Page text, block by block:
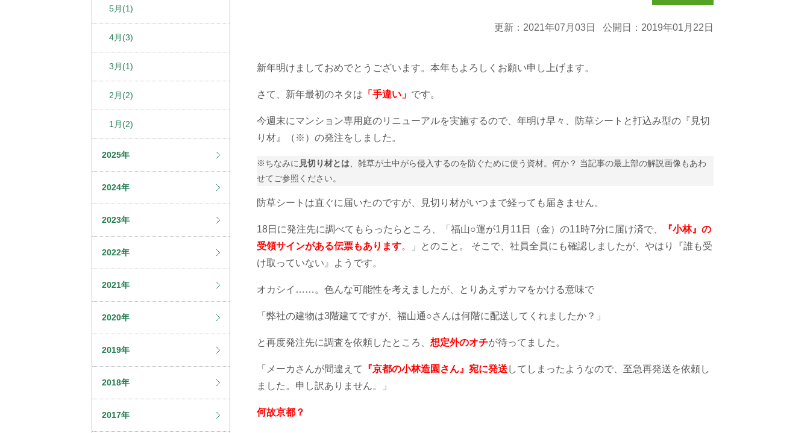
更新：2021年07月03日 公開日：2019年01月22日
新年明けましておめでとうございます。本年もよろしくお願い申し上げます。
さて、新年最初のネタは 「手違い」 です。
今週末にマンション専用庭のリニューアルを実施するので、年明け早々、防草シートと打込み型の『見切
り材』（※）の発注をしました。
※ちなみに 見切り材とは 雑草が土中がら侵入するのを防ぐために使う資材。 何か？ 当記事の最上部の解説画像もあわ
せてご参照ください。
防草シートは直ぐに届いたのですが、見切り材がいつまで経っても届きません。
18日に発注先に調べてもらったらところ、「福山○運が1月11日（金）の11時7分に届け済で、
『小林』の
受領サインがある伝票もあります。
」とのこと。 そこで、社員全員にも確認しましたが、やはり『誰も受
け取っていない』ようです。
オカシイ……。色んな可能性を考えましたが、とりあえずカマをかける意味で
「弊社の建物は3階建てですが、福山通○さんは何階に配送してくれましたか？」
と再度発注先に調査を依頼したところ、 想定外のオチが待ってました。
「メーカさんが間違えて 『京都の小林造園さん』宛に発送 してしまったようなので、至急再発送を依頼し
ました。申し訳ありません。」
何故京都？
5月(1)
4月(3)
3月(1)
2月(2)
1月(2)
2025年
2024年
2023年
2022年
2021年
2020年
2019年
2018年
2017年